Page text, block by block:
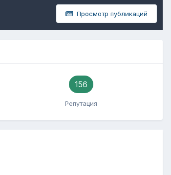
Просмотр публикаций
156
Репутация